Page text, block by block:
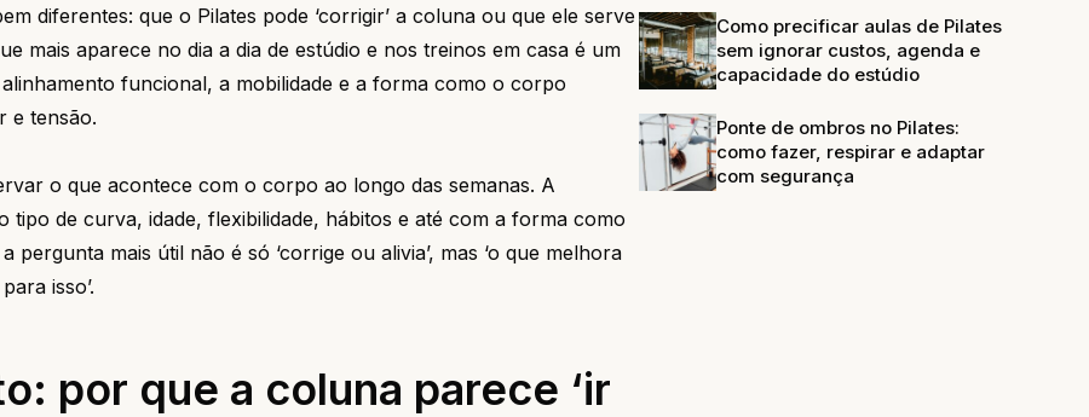
diferentes: que o Pilates pode ‘corrigir’ a coluna ou que ele serve
mais aparece no dia a dia de estúdio e nos treinos em casa é um
funcional, a mobilidade e a forma como o corpo
e tensão.
o que acontece com o corpo ao longo das semanas. A
tipo de curva, idade, flexibilidade, hábitos e até com a forma como
mais útil não é só ‘corrige ou alivia’, mas ‘o que melhora
isso’.
por que a coluna parece ‘ir
Como precificar aulas de Pilates
sem ignorar custos, agenda e
capacidade do estúdio
Ponte de ombros no Pilates:
como fazer, respirar e adaptar
com segurança